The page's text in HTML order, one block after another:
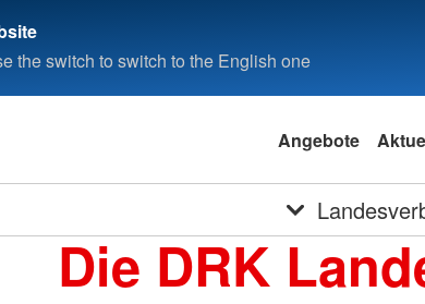
the switch to switch to the English one
Angebote
Die DRK